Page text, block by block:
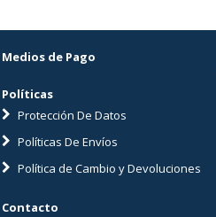
Medios de Pago
Políticas
Protección De Datos
Políticas De Envíos
Política de Cambio y Devoluciones
Contacto